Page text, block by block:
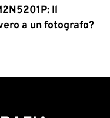
Il
a un fotografo?